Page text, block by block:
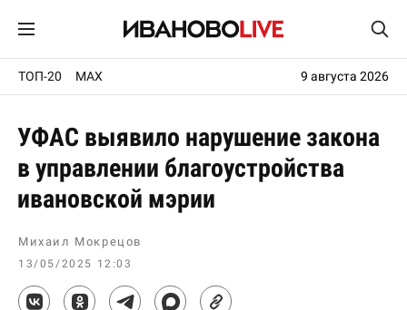
ТОП-20 MAX 9 августа 2026
УФАС выявило нарушение закона
в управлении благоустройства
ивановской мэрии
Михаил Мокрецов
13/05/2025 12:03